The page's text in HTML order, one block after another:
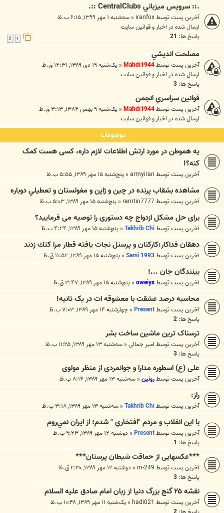
.:: سرويس ميزباني CentralClubs ::.
آخرین پست توسطiranfox
« سه‌شنبه ۱ مهر ۱۳۹۹, ۶:۱۵ ب.ظ
ارسال شده در اخبار و قوانين سايت
پاسخ ها: 21
مصلحت انديشي
آخرین پست توسطMahdi1944
« یک‌شنبه ۱۹ دی ۱۳۸۹, ۱۲:۳۱ ق.ظ
ارسال شده در اخبار و قوانين سايت
پاسخ ها: 3
قوانين سراسري انجمن
آخرین پست توسطMahdi1944
« یک‌شنبه ۹ بهمن ۱۳۸۴, ۳:۱۳ ق.ظ
ارسال شده در اخبار و قوانين سايت
موضوعات
یه هموطن در مورد ارتش اطلاعات لازم داره، کسی هست کمک
کنه؟!
آخرین پست توسطarmyiran
« پنج‌شنبه ۱۵ مهر ۱۳۸۹, ۵:۵۵ ب.ظ
مشاهده بشقاب پرنده در چين و ژاپن و مغولستان و تعطيلي دوباره
آخرین پست توسطramtin7777
« پنج‌شنبه ۱۵ مهر ۱۳۸۹, ۵:۰۳ ب.ظ
برای حل مشکل ازدواج چه دستوری را توصیه می فرمایید؟
آخرین پست توسطTakhrib Chi
« پنج‌شنبه ۱۵ مهر ۱۳۸۹, ۴:۲۴ ب.ظ
دهقان فداکار:كاركنان و پرسنل نجات يافته قطار مرا كتك زدند
آخرین پست توسطSami 1993
« پنج‌شنبه ۱۵ مهر ۱۳۸۹, ۱۱:۵۲ ق.ظ
بینندگان جان ...!
آخرین پست توسطoweiys
« پنج‌شنبه ۱۵ مهر ۱۳۸۹, ۳:۴۷ ق.ظ
محاسبه درصد عشقت با معشوقه ات در یک ثانیه!
آخرین پست توسطPresent
« چهارشنبه ۱۴ مهر ۱۳۸۹, ۷:۰۳ ب.ظ
پاسخ ها: 2
ترسناک ترین ماشین ساخت بشر
آخرین پست توسطامیر جمالی« سه‌شنبه ۱۳ مهر ۱۳۸۹, ۱۱:۲۵ ب.ظ
پاسخ ها: 3
علی (ع) اسطوره مدارا و جوانمردی از منظر مولوی
آخرین پست توسطرونین« سه‌شنبه ۱۳ مهر ۱۳۸۹, ۸:۱۴ ب.ظ
راز:
آخرین پست توسطTakhrib Chi
« سه‌شنبه ۱۳ مهر ۱۳۸۹, ۳:۱۸ ب.ظ
با اين انقلاب و مردم "افتخاري " شدم؛ از ايران نمي‌روم
آخرین پست توسطPresent
« دوشنبه ۱۲ مهر ۱۳۸۹, ۹:۲۳ ب.ظ
پاسخ ها: 1
***عکسهایی از حماقت شیطان پرستان***
آخرین پست توسطm-249
« دوشنبه ۱۲ مهر ۱۳۸۹, ۲:۳۰ ق.ظ
پاسخ ها: 3
نقشه ۲۵ گنج بزرگ دنیا از زبان امام صادق علیه السلام
آخرین پست توسطhadi021
« یک‌شنبه ۱۱ مهر ۱۳۸۹, ۱۰:۴۸ ب.ظ